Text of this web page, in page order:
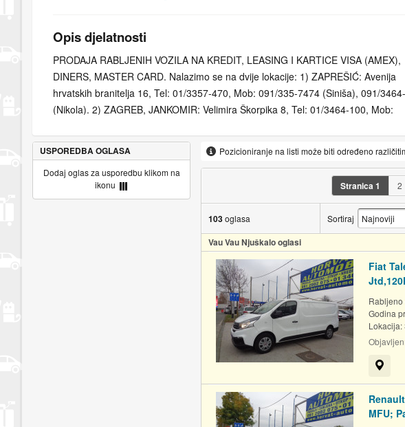
Opis djelatnosti
PRODAJA RABLJENIH VOZILA NA KREDIT, LEASING I KARTICE VISA (AMEX),
DINERS, MASTER CARD. Nalazimo se na dvije lokacije: 1) ZAPREŠIĆ: Avenija
hrvatskih branitelja 16, Tel: 01/3357-470, Mob: 091/335-7474 (Siniša), 091/
(Nikola). 2) ZAGREB, JANKOMIR: Velimira Škorpika 8, Tel: 01/3464-100, Mob:
Pozicioniranje na listi može biti određeno
Stranica1 2
103oglasa Sortiraj
Vau Vau Njuškalo oglasi
Fiat
Rabljeno
Godina
Lokacija:
MFU;
USPOREDBA OGLASA
Dodaj oglas za usporedbu klikom na
ikonu